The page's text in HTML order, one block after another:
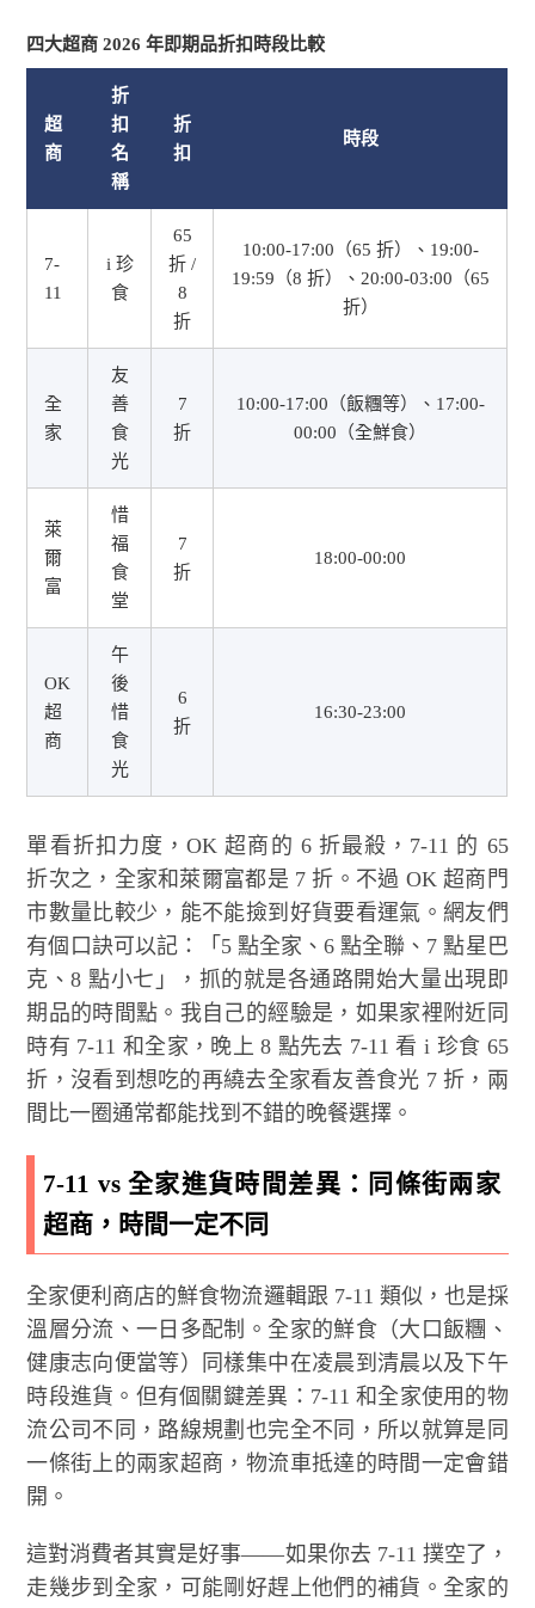
四大超商 2026 年即期品折扣時段比較
超
商
折
扣
名
稱
折
扣
時段
7-
11
i 珍
食
65
折 /
8
折
10:00-17:00（65 折）、19:00-
19:59（8 折）、20:00-03:00（65
折）
全
家
友
善
食
光
7
折
10:00-17:00（飯糰等）、17:00-
00:00（全鮮食）
萊
爾
富
惜
福
食
堂
7
折
18:00-00:00
OK
超
商
午
後
惜
食
光
6
折
16:30-23:00
單看折扣力度，OK 超商的 6 折最殺，7-11 的 65
折次之，全家和萊爾富都是 7 折。不過 OK 超商門
市數量比較少，能不能撿到好貨要看運氣。網友們
有個口訣可以記：「5 點全家、6 點全聯、7 點星巴
克、8 點小七」，抓的就是各通路開始大量出現即
期品的時間點。我自己的經驗是，如果家裡附近同
時有 7-11 和全家，晚上 8 點先去 7-11 看 i 珍食 65
折，沒看到想吃的再繞去全家看友善食光 7 折，兩
間比一圈通常都能找到不錯的晚餐選擇。
7-11 vs 全家進貨時間差異：同條街兩家
超商，時間一定不同
全家便利商店的鮮食物流邏輯跟 7-11 類似，也是採
溫層分流、一日多配制。全家的鮮食（大口飯糰、
健康志向便當等）同樣集中在凌晨到清晨以及下午
時段進貨。但有個關鍵差異：7-11 和全家使用的物
流公司不同，路線規劃也完全不同，所以就算是同
一條街上的兩家超商，物流車抵達的時間一定會錯
開。
這對消費者其實是好事——如果你去 7-11 撲空了，
走幾步到全家，可能剛好趕上他們的補貨。全家的